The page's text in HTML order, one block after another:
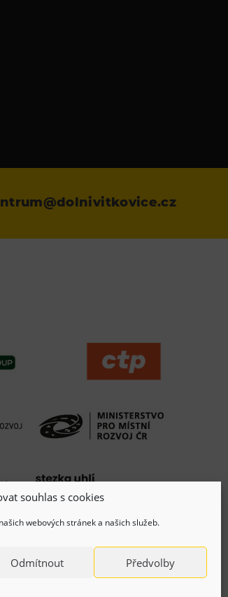
souhlas s cookies
webových stránek a našich služeb.
Odmítnout Předvolby